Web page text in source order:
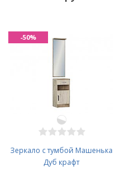
Зеркало с тумбой Машенька
Дуб крафт
-50%